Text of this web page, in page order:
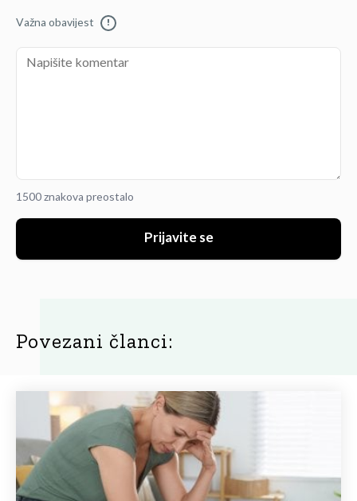
Važna obavijest !
1500 znakova preostalo
Prijavite se
Povezani članci: